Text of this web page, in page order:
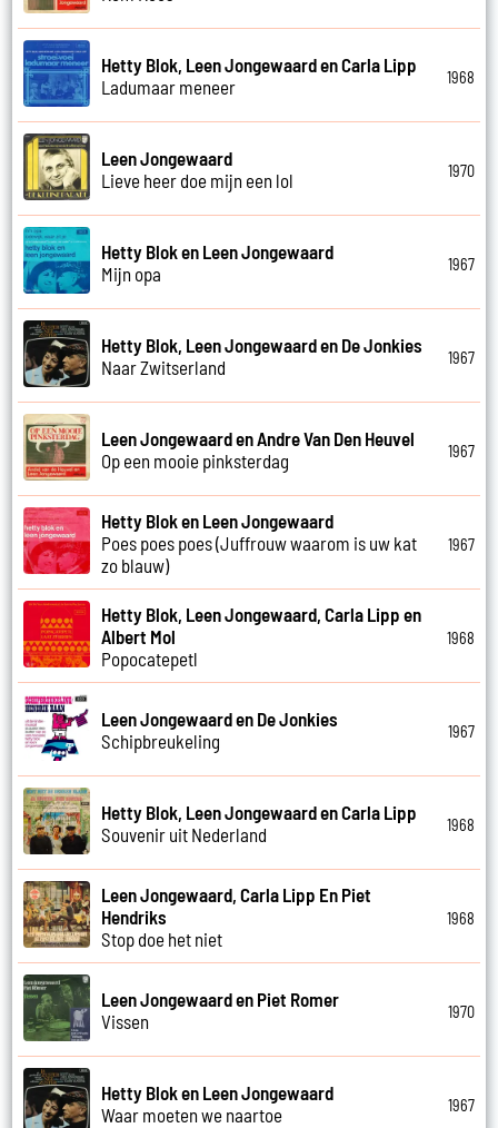
Hetty Blok, Leen Jongewaard en Carla Lipp
Ladumaar meneer
1968
Leen Jongewaard
Lieve heer doe mijn een lol
1970
Hetty Blok en Leen Jongewaard
Mijn opa
1967
Hetty Blok, Leen Jongewaard en De Jonkies
Naar Zwitserland
1967
Leen Jongewaard en Andre Van Den Heuvel
Op een mooie pinksterdag
1967
Hetty Blok en Leen Jongewaard
Poes poes poes (Juffrouw waarom is uw kat
zo blauw)
1967
Hetty Blok, Leen Jongewaard, Carla Lipp en
Albert Mol
Popocatepetl
1968
Leen Jongewaard en De Jonkies
Schipbreukeling
1967
Hetty Blok, Leen Jongewaard en Carla Lipp
Souvenir uit Nederland
1968
Leen Jongewaard, Carla Lipp En Piet
Hendriks
Stop doe het niet
1968
Leen Jongewaard en Piet Romer
Vissen
1970
Hetty Blok en Leen Jongewaard
Waar moeten we naartoe
1967